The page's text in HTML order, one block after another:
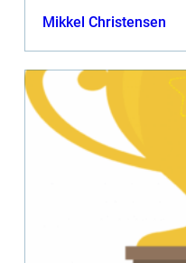
Mikkel Christensen